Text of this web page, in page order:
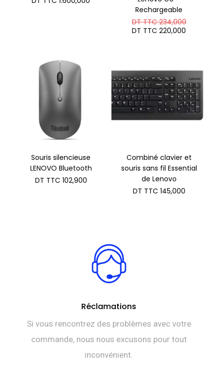
Rechargeable
DT TTC234,000Le
DT TTC 220,000
TTC
Souris silencieuse
LENOVO Bluetooth
DT TTC 102,900
Combiné clavier et
souris sans fil Essential
de Lenovo
DT TTC 145,000
Réclamations
Si vous rencontrez des problèmes avec votre
commande, nous nous excusons pour tout
inconvénient.